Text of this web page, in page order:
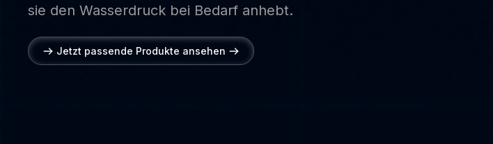
sie den Wasserdruck bei Bedarf anhebt.
Jetzt passende Produkte ansehen